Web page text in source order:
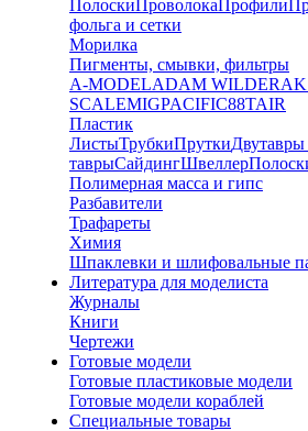
ПолоскиПроволокаПрофили
фольга и сетки
Морилка
Пигменты, смывки, фильтры
A-MODELADAM WILDER
SCALEMIGPACIFIC88TAIR
Пластик
ЛистыТрубкиПруткиДвутавры
таврыСайдингШвеллер
Полимерная масса и гипс
Разбавители
Трафареты
Химия
Шпаклевки и шлифовальные
Литература для моделиста
Журналы
Книги
Чертежи
Готовые модели
Готовые пластиковые модели
Готовые модели кораблей
Специальные товары